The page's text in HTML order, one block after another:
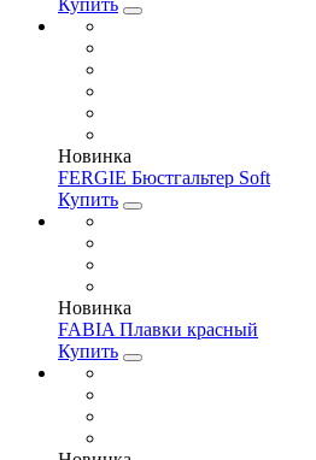
Новинка
FERGIE Бюстгальтер Soft
Купить
Новинка
FABIA Плавки красный
Купить